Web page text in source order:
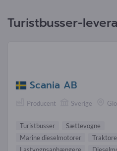
Turistbusser-
Scania AB
Producent Sverige
Turistbusser
Sættevogne
Marine dieselmotorer
Lastvognsanhængere